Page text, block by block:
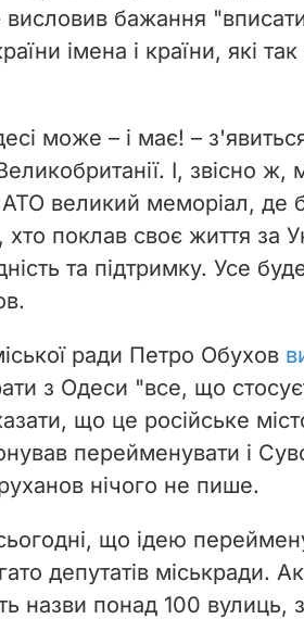
висловив бажання "
імена і країни, які
може – і має! –
І, звісно ж,
АТО великий меморіал, де
хто поклав своє життя за
та підтримку. Усе
ради Петро Обухов
з Одеси "все, що
що це російське
перейменувати і
нічого не пише.
що ідею
депутатів міськради.
назви понад 100 вулиць,